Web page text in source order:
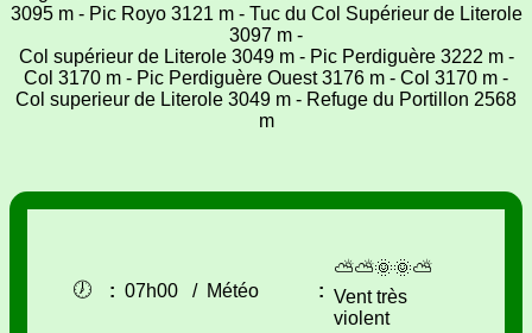
3095 m - Pic Royo 3121 m - Tuc du Col Supérieur de Literole
3097 m -
Col supérieur de Literole 3049 m - Pic Perdiguère 3222 m -
Col 3170 m - Pic Perdiguère Ouest 3176 m - Col 3170 m -
Col superieur de Literole 3049 m - Refuge du Portillon 2568
m
🕖 : 07h00 / Météo :
⛅⛅🌞🌞⛅
Vent très
violent